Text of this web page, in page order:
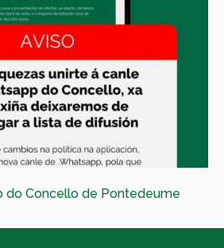
do Concello de Pontedeume